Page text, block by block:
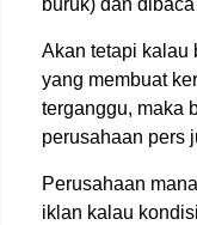
buruk) dan
Akan tetapi kalau
yang membuat
terganggu, maka
perusahaan pers
Perusahaan
iklan kalau